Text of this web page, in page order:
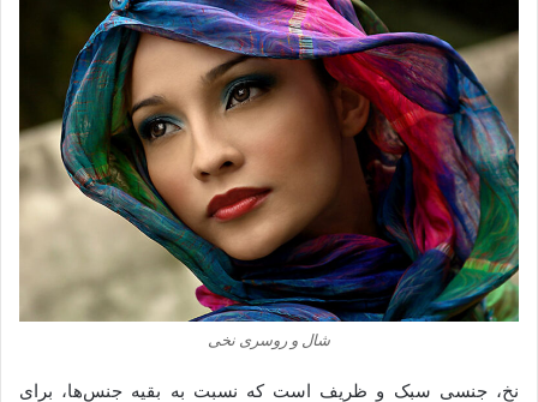
شال و روسری نخی
نخ، جنسی سبک و ظریف است که نسبت به بقیه جنس‌ها، برای